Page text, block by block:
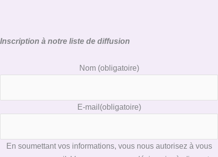
Inscription à notre liste de diffusion
Nom (obligatoire)
E-mail (obligatoire)
En soumettant vos informations, vous nous autorisez à vous